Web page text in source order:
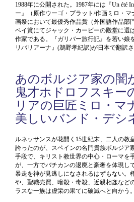
1988年に公開された。1987年には『Un été
ー』（原作ウーゴ・プラット/作画ミロ・
画祭において最優秀作品賞（外国語作品部
ベイ賞にてジャック・カービーの殿堂に選
作家である。『ガリバー旅行記』を若い娘
リバリアーナ』(鵜野孝紀訳)が日本で翻訳さ
あのボルジア家の闇
鬼才ホドロフスキー
リアの巨匠ミロ・マ
美しいバンド・デシ
ルネッサンスが花開く15世紀末、二人の教
誇ったのが、スペインの名門貴族ボルジア
手段で、キリスト教世界の中心・ローマを
が、一方でバチカンの退廃と豪奢を体現し
暴走を神が見逃しになされるはずもない。
や、聖職売買、暗殺・毒殺、近親相姦など
ラスな一族は虚栄の果てに破滅へと向かう。